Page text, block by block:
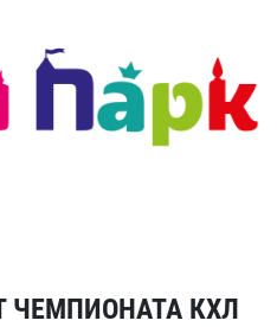
ЧЕМПИОНАТА КХЛ